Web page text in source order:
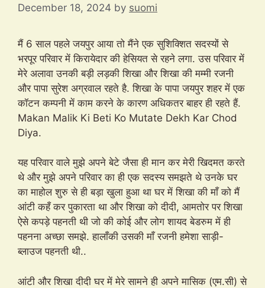
December 18, 2024 by suomi
मैं 6 साल पहले जयपुर आया तो मैंने एक सुशिक्शित सदस्यों से
भरपूर परिवार में किरायेदार की हेसियत से रहने लगा. उस परिवार में
मेरे अलावा उनकी बड़ी लड़की शिखा और शिखा की मम्मी रजनी
और पापा सुरेश अग्रवाल रहते है. शिखा के पापा जयपुर शहर में एक
कॉटन कम्पनी में काम करने के कारण अधिकतर बाहर ही रहते हैं.
Makan Malik Ki Beti Ko Mutate Dekh Kar Chod
Diya.
यह परिवार वाले मुझे अपने बेटे जैसा ही मान कर मेरी खिदमत करते
थे और मुझे अपने परिवार का ही एक सदस्य समझते थे उनके घर
का माहोल शुरु से ही बड़ा खुला हुआ था घर में शिखा की माँ को मैं
आंटी कहँ कर पुकारता था और शिखा को दीदी, आमतोर पर शिखा
ऐसे कपड़े पहनती थी जो की कोई और लोग शायद बेडरुम में ही
पहनना अच्छा समझे. हालाँकी उसकी माँ रजनी हमेशा साड़ी-
ब्लाउज पहनती थी..
आंटी और शिखा दीदी घर में मेरे सामने ही अपने मासिक (एम.सी) से